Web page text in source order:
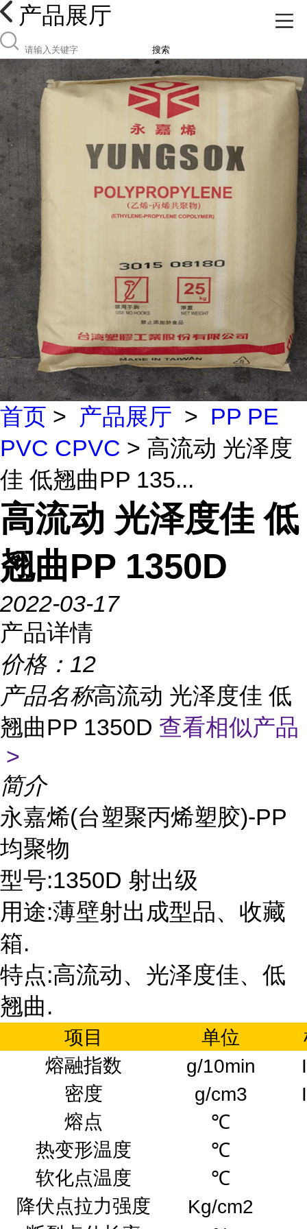
产品展厅
搜索
首页 > 产品展厅 > PP PE
PVC CPVC > 高流动 光泽度
佳 低翘曲PP 135...
高流动 光泽度佳 低
翘曲PP 1350D
2022-03-17
产品详情
价格： 12
产品名称高流动 光泽度佳 低
翘曲PP 1350D 查看相似产品
>
简介
永嘉烯(台塑聚丙烯塑胶)-PP
均聚物
型号:1350D 射出级
用途:薄壁射出成型品、收藏
箱.
特点:高流动、光泽度佳、低
翘曲.
项目 单位
熔融指数
g/10min
密度
g/cm3
熔点
℃
热变形温度
℃
软化点温度
℃
降伏点拉力强度
Kg/cm2